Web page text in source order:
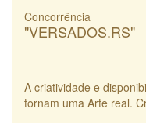
Concorrência
"VERSADOS.RS"
A criatividade e
tornam uma Arte real.